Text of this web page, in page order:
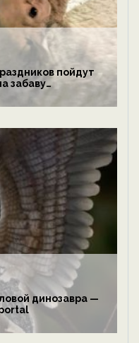
пойдут
забаву
— новости
динозавра —